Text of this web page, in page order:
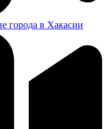
города в Хакасии